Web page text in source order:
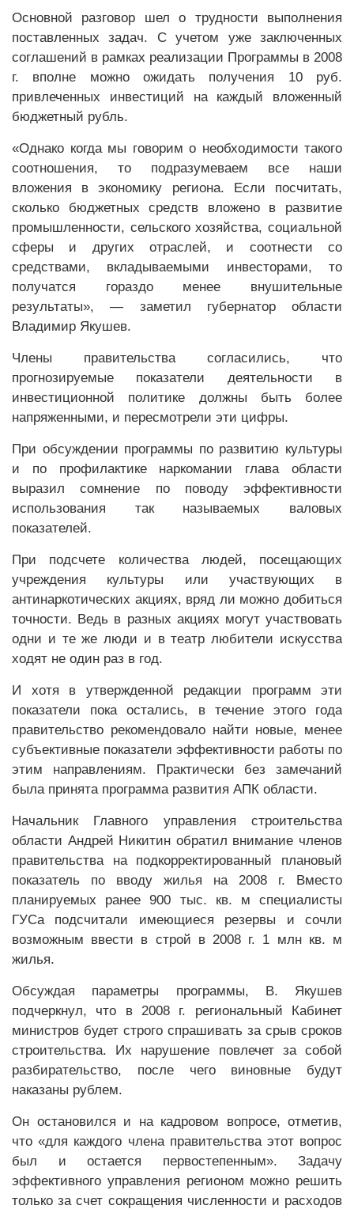
Основной разговор шел о трудности выполнения
поставленных задач. С учетом уже заключенных
соглашений в рамках реализации Программы в 2008
г. вполне можно ожидать получения 10 руб.
привлеченных инвестиций на каждый вложенный
бюджетный рубль.
«Однако когда мы говорим о необходимости такого
соотношения, то подразумеваем все наши
вложения в экономику региона. Если посчитать,
сколько бюджетных средств вложено в развитие
промышленности, сельского хозяйства, социальной
сферы и других отраслей, и соотнести со
средствами, вкладываемыми инвесторами, то
получатся гораздо менее внушительные
результаты», — заметил губернатор области
Владимир Якушев.
Члены правительства согласились, что
прогнозируемые показатели деятельности в
инвестиционной политике должны быть более
напряженными, и пересмотрели эти цифры.
При обсуждении программы по развитию культуры
и по профилактике наркомании глава области
выразил сомнение по поводу эффективности
использования так называемых валовых
показателей.
При подсчете количества людей, посещающих
учреждения культуры или участвующих в
антинаркотических акциях, вряд ли можно добиться
точности. Ведь в разных акциях могут участвовать
одни и те же люди и в театр любители искусства
ходят не один раз в год.
И хотя в утвержденной редакции программ эти
показатели пока остались, в течение этого года
правительство рекомендовало найти новые, менее
субъективные показатели эффективности работы по
этим направлениям. Практически без замечаний
была принята программа развития АПК области.
Начальник Главного управления строительства
области Андрей Никитин обратил внимание членов
правительства на подкорректированный плановый
показатель по вводу жилья на 2008 г. Вместо
планируемых ранее 900 тыс. кв. м специалисты
ГУСа подсчитали имеющиеся резервы и сочли
возможным ввести в строй в 2008 г. 1 млн кв. м
жилья.
Обсуждая параметры программы, В. Якушев
подчеркнул, что в 2008 г. региональный Кабинет
министров будет строго спрашивать за срыв сроков
строительства. Их нарушение повлечет за собой
разбирательство, после чего виновные будут
наказаны рублем.
Он остановился и на кадровом вопросе, отметив,
что «для каждого члена правительства этот вопрос
был и остается первостепенным». Задачу
эффективного управления регионом можно решить
только за счет сокращения численности и расходов